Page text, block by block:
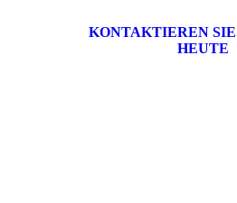
KONTAKTIEREN
HEUTE